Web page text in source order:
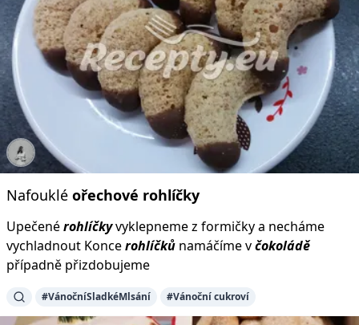
Nafouklé ořechové rohlíčky
Upečenérohlíčkyvyklepneme z formičky a necháme
vychladnout Koncerohlíčků namáčíme včokoládě
případně přizdobujeme
#VánočníSladkéMlsání #Vánoční cukroví